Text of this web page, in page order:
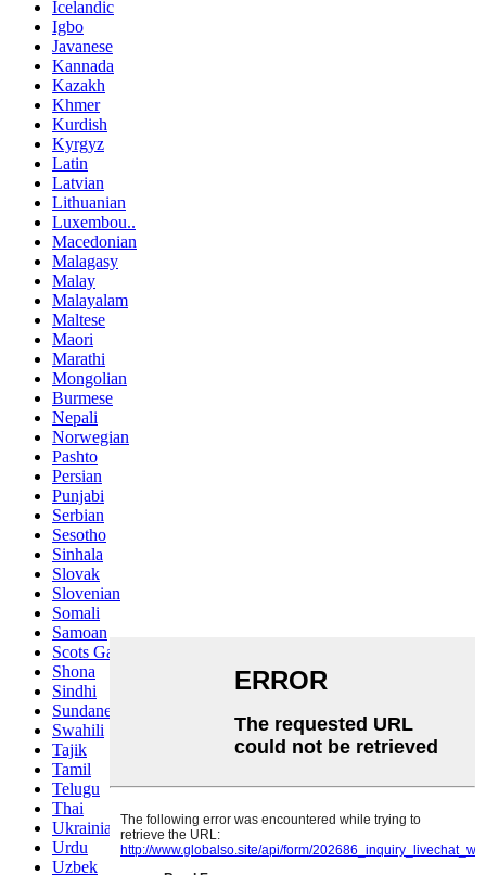
Icelandic
Igbo
Javanese
Kannada
Kazakh
Khmer
Kurdish
Kyrgyz
Latin
Latvian
Lithuanian
Luxembou..
Macedonian
Malagasy
Malay
Malayalam
Maltese
Maori
Marathi
Mongolian
Burmese
Nepali
Norwegian
Pashto
Persian
Punjabi
Serbian
Sesotho
Sinhala
Slovak
Slovenian
Somali
Samoan
Scots Gaelic
Shona
Sindhi
Sundanese
Swahili
Tajik
Tamil
Telugu
Thai
Ukrainian
Urdu
Uzbek